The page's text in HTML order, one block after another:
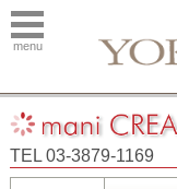
menu
TEL 03-3879-1169